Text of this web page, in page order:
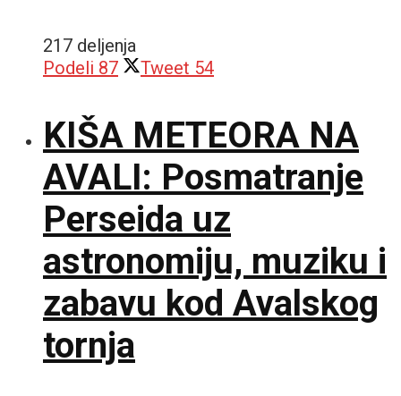
217 deljenja
Podeli 87 Tweet 54
KIŠA METEORA NA
AVALI: Posmatranje
Perseida uz
astronomiju, muziku i
zabavu kod Avalskog
tornja